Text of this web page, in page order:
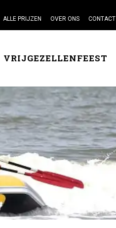
ALLE PRIJZEN OVER ONS CONTACT
VRIJGEZELLENFEEST